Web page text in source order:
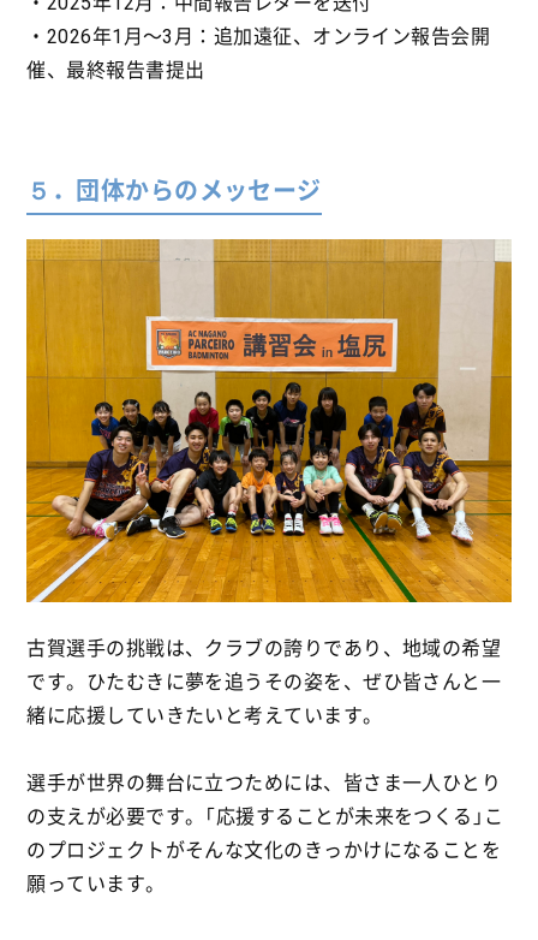
・2026年1月〜3月：追加遠征、オンライン報告会開
催、最終報告書提出
５．団体からのメッセージ
古賀選手の挑戦は、クラブの誇りであり、地域の希望
です。ひたむきに夢を追うその姿を、ぜひ皆さんと一
緒に応援していきたいと考えています。
選手が世界の舞台に立つためには、皆さま一人ひとり
の支えが必要です。「応援することが未来をつくる」こ
のプロジェクトがそんな文化のきっかけになることを
願っています。